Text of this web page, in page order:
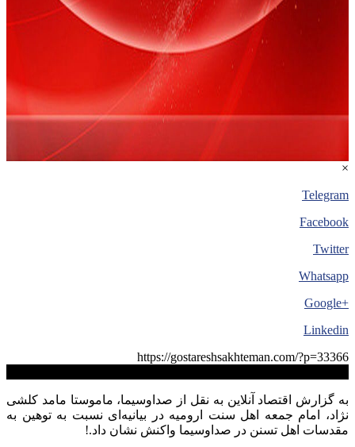
×
Telegram
Facebook
Twitter
Whatsapp
+Google
Linkedin
https://gostareshsakhteman.com/?p=33366
به گزارش اقتصاد آنلاین به نقل از صداوسیما، ماموستا مامد کلشی
نژاد، امام جمعه اهل سنت ارومیه در بیانیه‌ای نسبت به توهین به
مقدسات اهل تسنن در صداوسیما واکنش نشان داد.!